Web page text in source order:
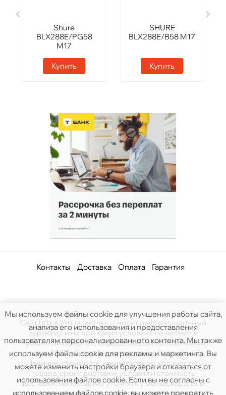
Shure
BLX288E/PG58
M17
Купить
SHURE
BLX288E/B58 M17
Купить
Контакты Доставка Оплата Гарантия
Сайт https://muzcentre.ru/ носит информационный
характер и ни при каких условиях не является
публичной офертой, определяемой положениями
статьи 437(2) Гражданского кодекса Российской.
Наличие, стоимость, комплектация, количество
товара, сроки доставки, условия и стоимость
доставки, необходимо уточнять у менеджера. Все
Мы используем файлы cookie для улучшения работы сайта,
анализа его использования и предоставления
пользователям персонализированного контента. Мы также
используем файлы cookie для рекламы и маркетинга. Вы
можете изменить настройки браузера и отказаться от
использования файлов cookie. Если вы не согласны с
использованием файлов cookie, вы можете прекратить